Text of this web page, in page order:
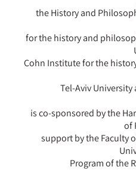
the History and
for the history and
Cohn Institute for the
Tel-Aviv University
is co-sponsored by the
of
support by the Faculty
Program of the